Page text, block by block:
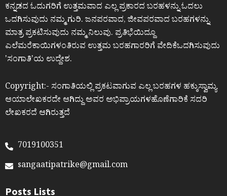
ಕನ್ನಡದ ಓದುಗರಿಗೆ ಉತ್ತಮವಾದ ಎಲ್ಲ ಪ್ರಕಾರದ ಬರಹಳನ್ನು ಓದಲು
ಒದಗಿಸುವುದು ನಮ್ಮ ಗುರಿ. ಜನಪರವಾದ, ಜೀವಪರವಾದ ಬರಹಗಳನ್ನು
ಮಾತ್ರ ಪ್ರಕಟಿಸುವುದು ನಮ್ಮ ನಿಲುವು. ಪ್ರತಿಭೆಯಿದ್ದೂ
ಎಲೆಮರೆಕಾಯಿಗಳಂತಿರುವ ಉತ್ತಮ ಬರಹಗಾರರಿಗೆ ವೇದಿಕೆಒದಗಿಸುವುದು
ʼಸಂಗಾತಿʼಯ ಉದ್ದೇಶ.
Copyright:- ಸಂಗಾತಿಯಲ್ಲಿ ಪ್ರಕಟವಾಗುವ ಎಲ್ಲ ಬರಹಗಳ ಹಕ್ಕುಸ್ವಾಮ್ಯ
ಆಯಾಲೇಖಕರದೇ ಆಗಿದ್ದು ಅವರ ಅಭಿಪ್ರಾಯಗಳಹೊಣೆಗಾರಿಕೆ ಸದರಿ
ಲೇಖಕರದೆ ಆಗಿರುತ್ತದೆ
7019100351
sangaatipatrike@gmail.com
Posts Lists